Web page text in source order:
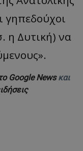
γηπεδούχοι
η Δυτική) να
Google Newsκαι